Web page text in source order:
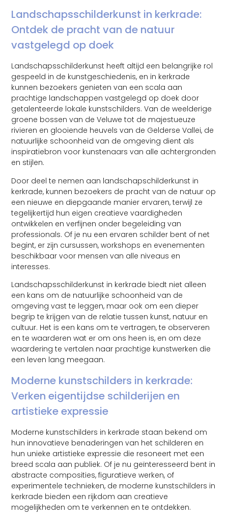
Landschapsschilderkunst in kerkrade:
Ontdek de pracht van de natuur
vastgelegd op doek
Landschapsschilderkunst heeft altijd een belangrijke rol
gespeeld in de kunstgeschiedenis, en in kerkrade
kunnen bezoekers genieten van een scala aan
prachtige landschappen vastgelegd op doek door
getalenteerde lokale kunstschilders. Van de weelderige
groene bossen van de Veluwe tot de majestueuze
rivieren en glooiende heuvels van de Gelderse Vallei, de
natuurlijke schoonheid van de omgeving dient als
inspiratiebron voor kunstenaars van alle achtergronden
en stijlen.
Door deel te nemen aan landschapschilderkunst in
kerkrade, kunnen bezoekers de pracht van de natuur op
een nieuwe en diepgaande manier ervaren, terwijl ze
tegelijkertijd hun eigen creatieve vaardigheden
ontwikkelen en verfijnen onder begeleiding van
professionals. Of je nu een ervaren schilder bent of net
begint, er zijn cursussen, workshops en evenementen
beschikbaar voor mensen van alle niveaus en
interesses.
Landschapsschilderkunst in kerkrade biedt niet alleen
een kans om de natuurlijke schoonheid van de
omgeving vast te leggen, maar ook om een dieper
begrip te krijgen van de relatie tussen kunst, natuur en
cultuur. Het is een kans om te vertragen, te observeren
en te waarderen wat er om ons heen is, en om deze
waardering te vertalen naar prachtige kunstwerken die
een leven lang meegaan.
Moderne kunstschilders in kerkrade:
Verken eigentijdse schilderijen en
artistieke expressie
Moderne kunstschilders in kerkrade staan bekend om
hun innovatieve benaderingen van het schilderen en
hun unieke artistieke expressie die resoneert met een
breed scala aan publiek. Of je nu geïnteresseerd bent in
abstracte composities, figuratieve werken, of
experimentele technieken, de moderne kunstschilders in
kerkrade bieden een rijkdom aan creatieve
mogelijkheden om te verkennen en te ontdekken.